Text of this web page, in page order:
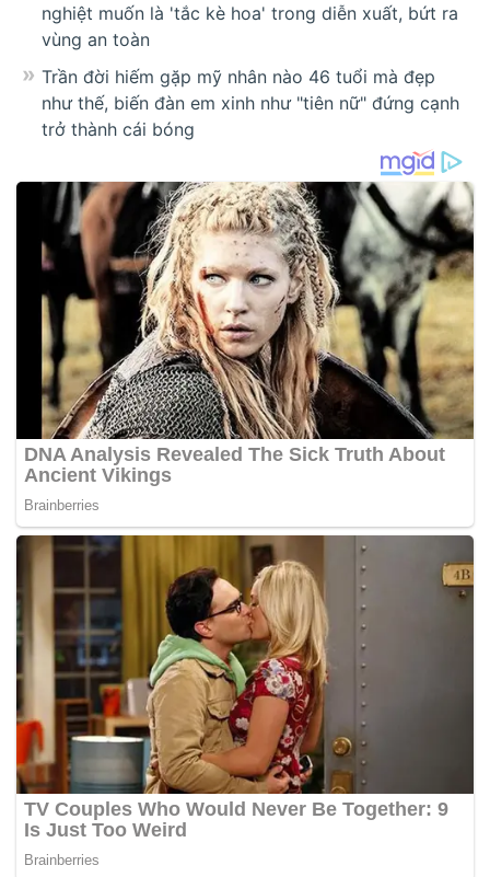
nghiệt muốn là 'tắc kè hoa' trong diễn xuất, bứt ra
vùng an toàn
Trần đời hiếm gặp mỹ nhân nào 46 tuổi mà đẹp
như thế, biến đàn em xinh như "tiên nữ" đứng cạnh
trở thành cái bóng